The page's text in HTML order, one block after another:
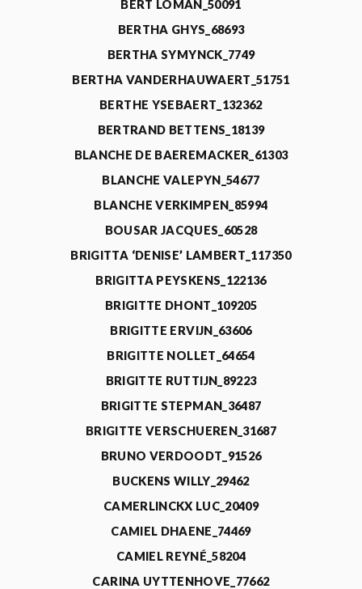
BERT LOMAN_50091
BERTHA GHYS_68693
BERTHA SYMYNCK_7749
BERTHA VANDERHAUWAERT_51751
BERTHE YSEBAERT_132362
BERTRAND BETTENS_18139
BLANCHE DE BAEREMACKER_61303
BLANCHE VALEPYN_54677
BLANCHE VERKIMPEN_85994
BOUSAR JACQUES_60528
BRIGITTA ‘DENISE’ LAMBERT_117350
BRIGITTA PEYSKENS_122136
BRIGITTE DHONT_109205
BRIGITTE ERVIJN_63606
BRIGITTE NOLLET_64654
BRIGITTE RUTTIJN_89223
BRIGITTE STEPMAN_36487
BRIGITTE VERSCHUEREN_31687
BRUNO VERDOODT_91526
BUCKENS WILLY_29462
CAMERLINCKX LUC_20409
CAMIEL DHAENE_74469
CAMIEL REYNÉ_58204
CARINA UYTTENHOVE_77662